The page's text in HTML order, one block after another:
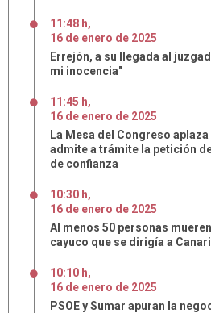
11:48 h,
16 de enero de 2025
Errejón, a su llegada al
mi inocencia"
11:45 h,
16 de enero de 2025
La Mesa del Congreso
admite a trámite la petición
de confianza
10:30 h,
16 de enero de 2025
Al menos 50 personas
cayuco que se dirigía a
10:10 h,
16 de enero de 2025
PSOE y Sumar apuran la